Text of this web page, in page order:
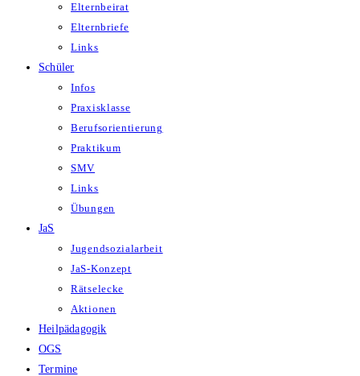
Elternbeirat
Elternbriefe
Links
Schüler
Infos
Praxisklasse
Berufsorientierung
Praktikum
SMV
Links
Übungen
JaS
Jugendsozialarbeit
JaS-Konzept
Rätselecke
Aktionen
Heilpädagogik
OGS
Termine